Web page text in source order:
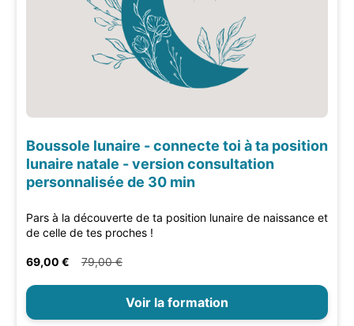
Boussole lunaire - connecte toi à ta position
lunaire natale - version consultation
personnalisée de 30 min
Pars à la découverte de ta position lunaire de naissance et
de celle de tes proches !
69,00 € 79,00 €
Voir la formation